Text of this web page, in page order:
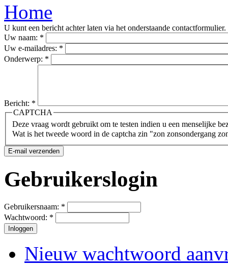
Home
U kunt een bericht achter laten via het onderstaande contactformulier.
Uw naam: *
Uw e-mailadres: *
Onderwerp: *
Bericht: *
CAPTCHA
Deze vraag wordt gebruikt om te testen indien u een menselijke
Wat is het tweede woord in de captcha zin "zon zonsondergang
Gebruikerslogin
Gebruikersnaam: *
Wachtwoord: *
Nieuw wachtwoord